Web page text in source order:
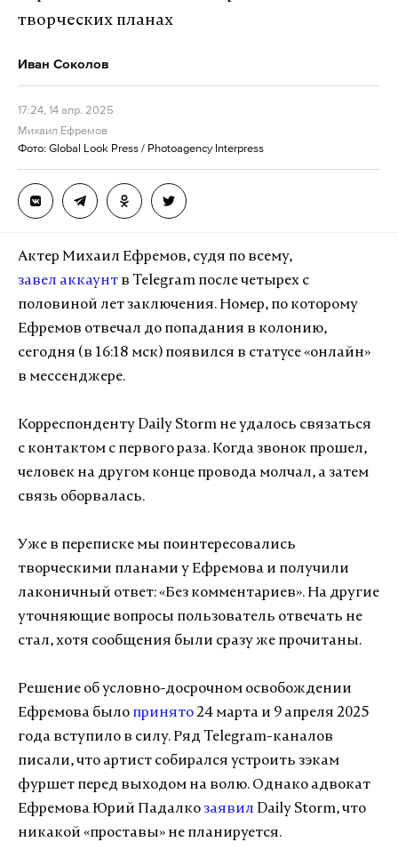
творческих планах
Иван Соколов
17:24, 14 апр. 2025
Михаил Ефремов
Фото: Global Look Press / Photoagency Interpress
Актер Михаил Ефремов, судя по всему,
завел аккаунт в Telegram после четырех с
половиной лет заключения. Номер, по которому
Ефремов отвечал до попадания в колонию,
сегодня (в 16:18 мск) появился в статусе «онлайн»
в мессенджере.
Корреспонденту Daily Storm не удалось связаться
с контактом с первого раза. Когда звонок прошел,
человек на другом конце провода молчал, а затем
связь оборвалась.
Уже в переписке мы поинтересовались
творческими планами у Ефремова и получили
лаконичный ответ: «Без комментариев». На другие
уточняющие вопросы пользователь отвечать не
стал, хотя сообщения были сразу же прочитаны.
Решение об условно-досрочном освобождении
Ефремова было принято24 марта и 9 апреля 2025
года вступило в силу. Ряд Telegram-каналов
писали, что артист собирался устроить зэкам
фуршет перед выходом на волю. Однако адвокат
Ефремова Юрий Падалкозаявил Daily Storm, что
никакой «проставы» не планируется.